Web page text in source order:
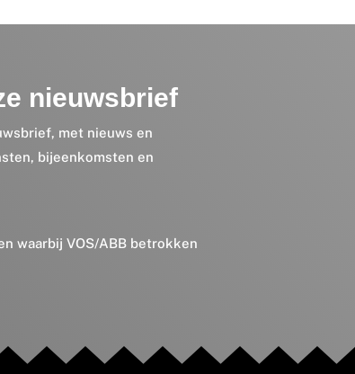
nieuwsbrief
met nieuws en
bijeenkomsten en
waarbij VOS/ABB betrokken